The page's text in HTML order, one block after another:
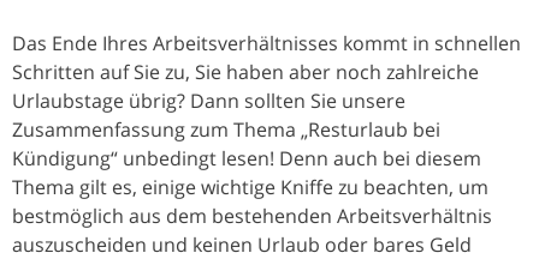
Das Ende Ihres Arbeitsverhältnisses kommt in schnellen
Schritten auf Sie zu, Sie haben aber noch zahlreiche
Urlaubstage übrig? Dann sollten Sie unsere
Zusammenfassung zum Thema „Resturlaub bei
Kündigung“ unbedingt lesen! Denn auch bei diesem
Thema gilt es, einige wichtige Kniffe zu beachten, um
bestmöglich aus dem bestehenden Arbeitsverhältnis
auszuscheiden und keinen Urlaub oder bares Geld